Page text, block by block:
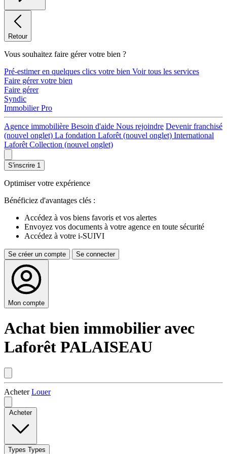
Retour
Vous souhaitez faire gérer votre bien ?
Pré-estimer en quelques clics votre bien Voir tous les services
Faire gérer votre bien
Faire gérer
Syndic
Immobilier Pro
Agence immobilière Besoin d'aide Nous rejoindre Devenir franchisé
(nouvel onglet) La fondation Laforêt (nouvel onglet) International
Laforêt Collection (nouvel onglet)
S'inscrire 1
Optimiser votre expérience
Bénéficiez d'avantages clés :
Accédez à vos biens favoris et vos alertes
Envoyez vos documents à votre agence en toute sécurité
Accédez à votre i-SUIVI
Se créer un compte Se connecter
Mon compte
Achat bien immobilier avec
Laforêt PALAISEAU
AcheterLouer
Acheter
Types Types